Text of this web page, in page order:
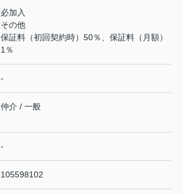
必加入
その他
保証料（初回契約時）50％、保証料（月額）
1％
-
仲介 / 一般
-
105598102